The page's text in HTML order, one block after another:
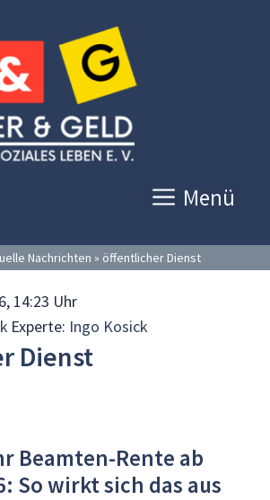
Menü
Nachrichten » öffentlicher Dienst
14:23 Uhr
Experte: Ingo Kosick
Dienst
Beamten-Rente ab
So wirkt sich das aus